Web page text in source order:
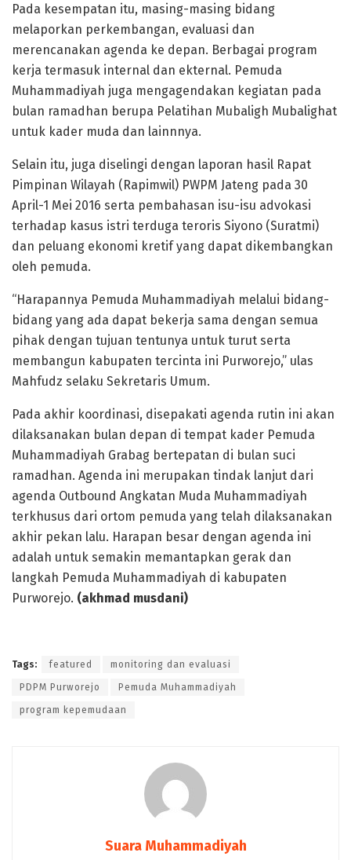
Pada kesempatan itu, masing-masing bidang
melaporkan perkembangan, evaluasi dan
merencanakan agenda ke depan. Berbagai program
kerja termasuk internal dan ekternal. Pemuda
Muhammadiyah juga mengagendakan kegiatan pada
bulan ramadhan berupa Pelatihan Mubaligh Mubalighat
untuk kader muda dan lainnnya.
Selain itu, juga diselingi dengan laporan hasil Rapat
Pimpinan Wilayah (Rapimwil) PWPM Jateng pada 30
April-1 Mei 2016 serta pembahasan isu-isu advokasi
terhadap kasus istri terduga teroris Siyono (Suratmi)
dan peluang ekonomi kretif yang dapat dikembangkan
oleh pemuda.
“Harapannya Pemuda Muhammadiyah melalui bidang-
bidang yang ada dapat bekerja sama dengan semua
pihak dengan tujuan tentunya untuk turut serta
membangun kabupaten tercinta ini Purworejo,” ulas
Mahfudz selaku Sekretaris Umum.
Pada akhir koordinasi, disepakati agenda rutin ini akan
dilaksanakan bulan depan di tempat kader Pemuda
Muhammadiyah Grabag bertepatan di bulan suci
ramadhan. Agenda ini merupakan tindak lanjut dari
agenda Outbound Angkatan Muda Muhammadiyah
terkhusus dari ortom pemuda yang telah dilaksanakan
akhir pekan lalu. Harapan besar dengan agenda ini
adalah untuk semakin memantapkan gerak dan
langkah Pemuda Muhammadiyah di kabupaten
Purworejo. (akhmad musdani)
Tags: featured monitoring dan evaluasi
PDPM Purworejo Pemuda Muhammadiyah
program kepemudaan
Suara Muhammadiyah